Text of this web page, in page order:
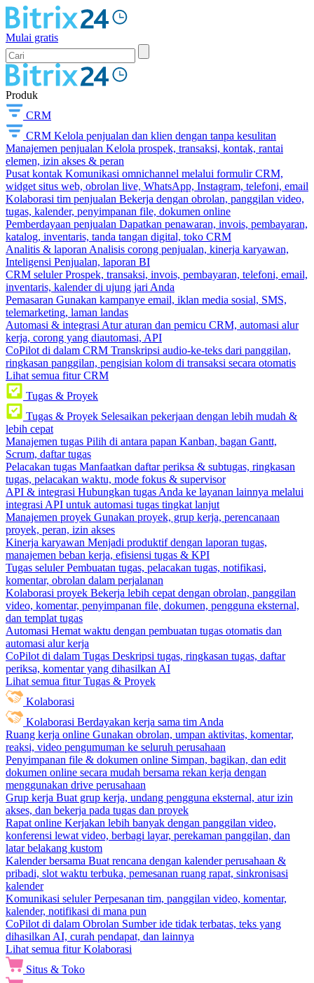
Mulai gratis
Produk
CRM
CRM Kelola penjualan dan klien dengan tanpa kesulitan
Manajemen penjualan Kelola prospek, transaksi, kontak, rantai
elemen, izin akses & peran
Pusat kontak Komunikasi omnichannel melalui formulir CRM,
widget situs web, obrolan live, WhatsApp, Instagram, telefoni, email
Kolaborasi tim penjualan Bekerja dengan obrolan, panggilan video,
tugas, kalender, penyimpanan file, dokumen online
Pemberdayaan penjualan Dapatkan penawaran, invois, pembayaran,
katalog, inventaris, tanda tangan digital, toko CRM
Analitis & laporan Analisis corong penjualan, kinerja karyawan,
Inteligensi Penjualan, laporan BI
CRM seluler Prospek, transaksi, invois, pembayaran, telefoni, email,
inventaris, kalender di ujung jari Anda
Pemasaran Gunakan kampanye email, iklan media sosial, SMS,
telemarketing, laman landas
Automasi & integrasi Atur aturan dan pemicu CRM, automasi alur
kerja, corong yang diautomasi, API
CoPilot di dalam CRM Transkripsi audio-ke-teks dari panggilan,
ringkasan panggilan, pengisian kolom di transaksi secara otomatis
Lihat semua fitur CRM
Tugas & Proyek
Tugas & Proyek Selesaikan pekerjaan dengan lebih mudah &
lebih cepat
Manajemen tugas Pilih di antara papan Kanban, bagan Gantt,
Scrum, daftar tugas
Pelacakan tugas Manfaatkan daftar periksa & subtugas, ringkasan
tugas, pelacakan waktu, mode fokus & supervisor
API & integrasi Hubungkan tugas Anda ke layanan lainnya melalui
integrasi API untuk automasi tugas tingkat lanjut
Manajemen proyek Gunakan proyek, grup kerja, perencanaan
proyek, peran, izin akses
Kinerja karyawan Menjadi produktif dengan laporan tugas,
manajemen beban kerja, efisiensi tugas & KPI
Tugas seluler Pembuatan tugas, pelacakan tugas, notifikasi,
komentar, obrolan dalam perjalanan
Kolaborasi proyek Bekerja lebih cepat dengan obrolan, panggilan
video, komentar, penyimpanan file, dokumen, pengguna eksternal,
dan templat tugas
Automasi Hemat waktu dengan pembuatan tugas otomatis dan
automasi alur kerja
CoPilot di dalam Tugas Deskripsi tugas, ringkasan tugas, daftar
periksa, komentar yang dihasilkan AI
Lihat semua fitur Tugas & Proyek
Kolaborasi
Kolaborasi Berdayakan kerja sama tim Anda
Ruang kerja online Gunakan obrolan, umpan aktivitas, komentar,
reaksi, video pengumuman ke seluruh perusahaan
Penyimpanan file & dokumen online Simpan, bagikan, dan edit
dokumen online secara mudah bersama rekan kerja dengan
menggunakan drive perusahaan
Grup kerja Buat grup kerja, undang pengguna eksternal, atur izin
akses, dan bekerja pada tugas dan proyek
Rapat online Kerjakan lebih banyak dengan panggilan video,
konferensi lewat video, berbagi layar, perekaman panggilan, dan
latar belakang kustom
Kalender bersama Buat rencana dengan kalender perusahaan &
pribadi, slot waktu terbuka, pemesanan ruang rapat, sinkronisasi
kalender
Komunikasi seluler Perpesanan tim, panggilan video, komentar,
kalender, notifikasi di mana pun
CoPilot di dalam Obrolan Sumber ide tidak terbatas, teks yang
dihasilkan AI, curah pendapat, dan lainnya
Lihat semua fitur Kolaborasi
Situs & Toko